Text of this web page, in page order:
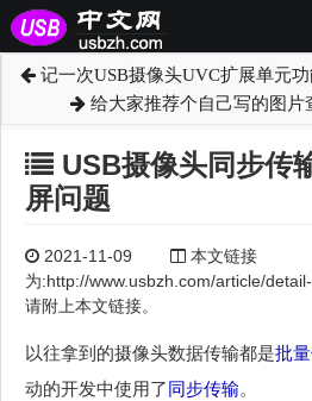
记一次USB摄像头UVC扩展单元
给大家推荐个自己写的图
USB摄像头同步传
屏问题
2021-11-09
本文链接
为:http://www.usbzh.com/article/
请附上本文链接。
以往拿到的摄像头数据传输都是批
动的开发中使用了同步传输。